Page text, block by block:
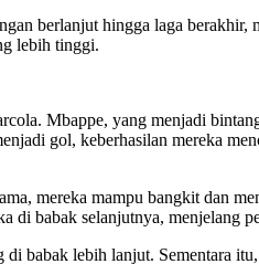
berlanjut hingga laga berakhir,
lebih tinggi.
Mbappe, yang menjadi
gol, keberhasilan mereka
mereka mampu bangkit dan
babak selanjutnya, menjelang
babak lebih lanjut. Sementara